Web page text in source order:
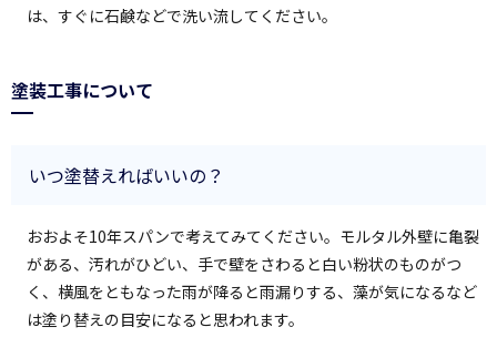
は、すぐに石鹸などで洗い流してください。
塗装工事について
いつ塗替えればいいの？
おおよそ10年スパンで考えてみてください。モルタル外壁に亀裂
がある、汚れがひどい、手で壁をさわると白い粉状のものがつ
く、横風をともなった雨が降ると雨漏りする、藻が気になるなど
は塗り替えの目安になると思われます。